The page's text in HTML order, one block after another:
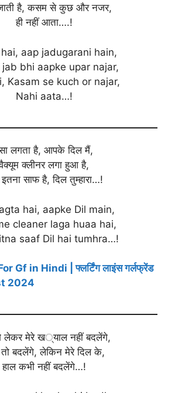
है, कसम से कुछ और नजर,
ही नहीं आता….!
aap jadugarani hain,
jab bhi aapke upar najar,
Kasam se kuch or najar,
Nahi aata…!
लगता है, आपके दिल मैं,
क्लीनर लगा हुआ है,
साफ है, दिल तुम्हारा…!
hai, aapke Dil main,
cleaner laga huaa hai,
saaf Dil hai tumhra…!
Gf in Hindi | फ्लर्टिंग लाइंस गर्लफ्रेंड
2024
लेकर मेरे ख्याल नहीं बदलेंगे,
बदलेंगे, लेकिन मेरे दिल के,
हाल कभी नहीं बदलेंगे…!